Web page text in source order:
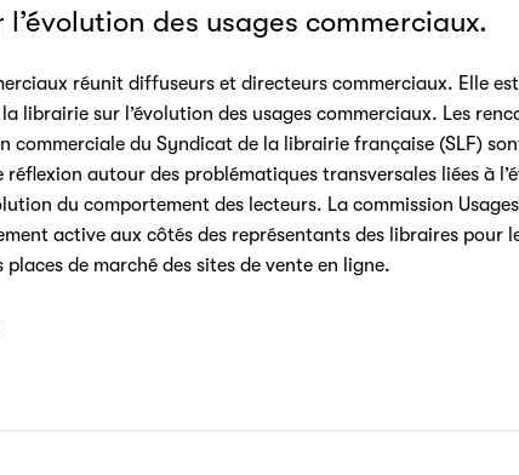
des usages commerciaux.
réunit diffuseurs et directeurs commerciaux. Elle
librairie sur l’évolution des usages commerciaux. Les
commerciale du Syndicat de la librairie française (SLF)
réflexion autour des problématiques transversales liées à
du comportement des lecteurs. La commission Usages
active aux côtés des représentants des libraires pour
de marché des sites de vente en ligne.